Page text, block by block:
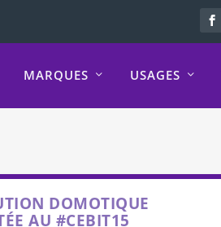
MARQUES USAGES
DOMOTIQUE
AU #CEBIT15